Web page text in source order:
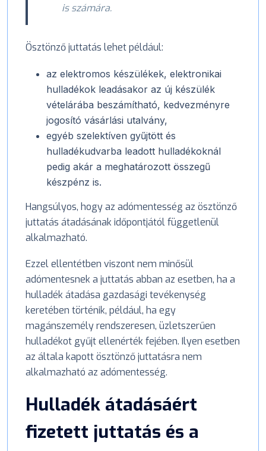
is számára.
Ösztönző juttatás lehet például:
az elektromos készülékek, elektronikai
hulladékok leadásakor az új készülék
vételárába beszámítható, kedvezményre
jogosító vásárlási utalvány,
egyéb szelektíven gyűjtött és
hulladékudvarba leadott hulladékoknál
pedig akár a meghatározott összegű
készpénz is.
Hangsúlyos, hogy az adómentesség az ösztönző
juttatás átadásának időpontjától függetlenül
alkalmazható.
Ezzel ellentétben viszont nem minősül
adómentesnek a juttatás abban az esetben, ha a
hulladék átadása gazdasági tevékenység
keretében történik, például, ha egy
magánszemély rendszeresen, üzletszerűen
hulladékot gyűjt ellenérték fejében. Ilyen esetben
az általa kapott ösztönző juttatásra nem
alkalmazható az adómentesség.
Hulladék átadásáért
fizetett juttatás és a